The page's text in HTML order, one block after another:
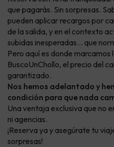
que pagarás. Sin sorpresas.
pueden aplicar recargos por
de la salida, y en el contexto
subidas inesperadas… que
Pero aquí es donde marcamos
BuscoUnChollo, el precio del
garantizado.
Nos hemos adelantado y
condición para que nada
Una ventaja exclusiva que no
ni agencias.
¡Reserva ya y asegúrate tu
sorpresas!